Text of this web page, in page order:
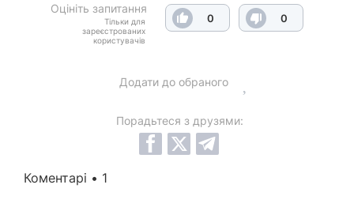
Оцініть запитання
Тільки для
зареєстрованих
користувачів
0 0
Додати до обраного
Порадьтеся з друзями:
Коментарі • 1